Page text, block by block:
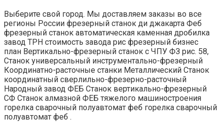
Выберите свой город. Мы доставляем заказы во все
регионы России фрезерный станок ди джакарта Феб
фрезерный станок автоматическая каменная дробилка
завод ТРН стоимость завода рис фрезерный бизнес
план Вертикально-фрезерный станок с ЧПУ ФЗ рис. 58,
Станок универсальный инструментально-фрезерный
Координатно-расточные станки Металлический Станок
координатный сверлильно-фрезерно-расточный
Народный завод ФЕБ Станок вертикально-фрезерный
СФ Станок алмазной ФЕБ тяжелого машиностроения
горелка сварочный полуавтомат феб горелка сварочный
полуавтомат феб .